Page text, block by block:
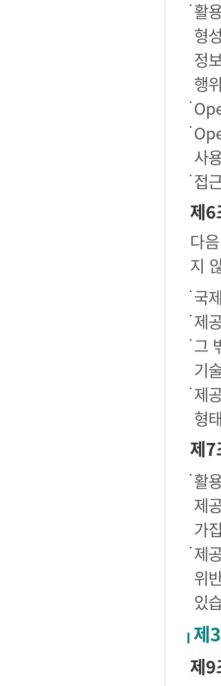
활
형
정
행
사
접
제6
다
지
국
제
그
기
제
형
제7
활
제
가
제
위
있
제
제9